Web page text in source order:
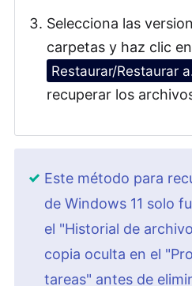
Selecciona las
carpetas y haz clic
Restaurar/Restaurar
recuperar los
Este método para
de Windows 11 solo
el "Historial de
copia oculta en el
tareas" antes de